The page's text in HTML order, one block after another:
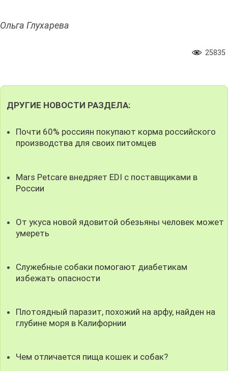
Ольга Глухарева
25835
ДРУГИЕ НОВОСТИ РАЗДЕЛА:
Почти 60% россиян покупают корма российского
производства для своих питомцев
Mars Petcare внедряет EDI с поставщиками в
России
От укуса новой ядовитой обезьяны человек может
умереть
Служебные собаки помогают диабетикам
избежать опасности
Плотоядный паразит, похожий на арфу, найден на
глубине моря в Калифорнии
Чем отличается пища кошек и собак?